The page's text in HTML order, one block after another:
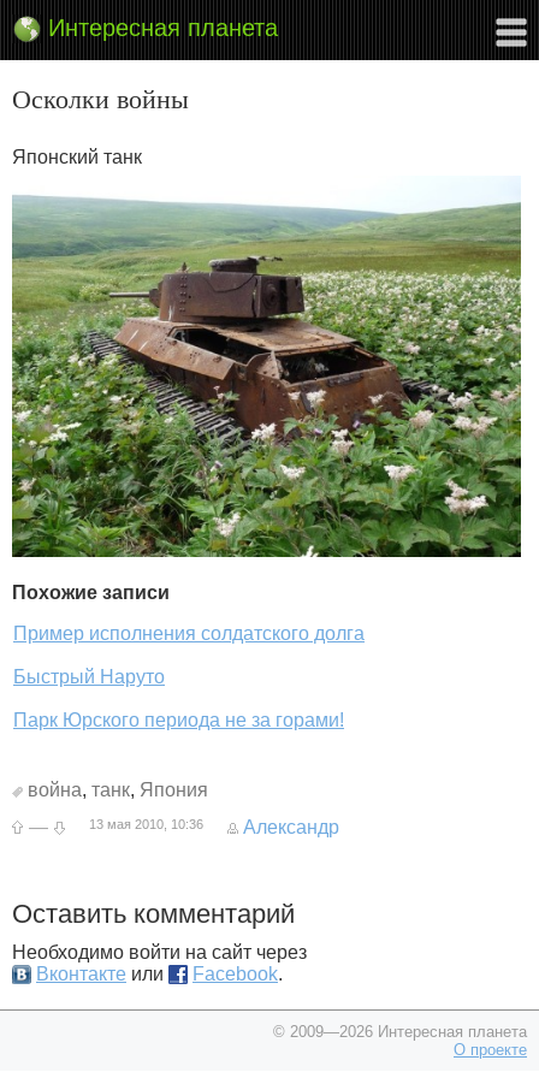
Интересная планета
Осколки войны
Японский танк
Похожие записи
Пример исполнения солдатского долга
Быстрый Наруто
Парк Юрского периода не за горами!
война, танк, Япония
—
13 мая 2010, 10:36 Александр
Оставить комментарий
Необходимо войти на сайт через
Вконтакте или Facebook.
© 2009—2026 Интересная планета
О проекте